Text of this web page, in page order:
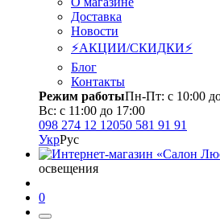
Доставка
Новости
⚡АКЦИИ/СКИДКИ⚡
Блог
Контакты
Режим работыПн-Пт: с 10:00
Вс: с 11:00 до 17:00
098 274 12 12050 581 91 91
УкрРус
освещения
0